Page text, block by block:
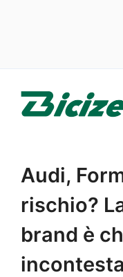
Audi,
rischio?
brand è